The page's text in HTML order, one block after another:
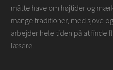
måtte have om højtider og
mange traditioner, med sjove
arbejder hele tiden på at finde
læsere.